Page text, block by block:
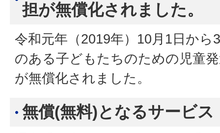
担が無償化されました。
令和元年（2019年）10月1日か
のある子どもたちのための児童
が無償化されました。
無償(無料)となるサービス